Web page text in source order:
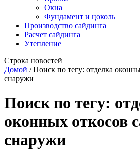
Окна
Фундамент и цоколь
Производство сайдинга
Расчет сайдинга
Утепление
Строка новостей
Домой / Поиск по тегу: отделка
снаружи
Поиск по тегу:
оконных откосов
снаружи